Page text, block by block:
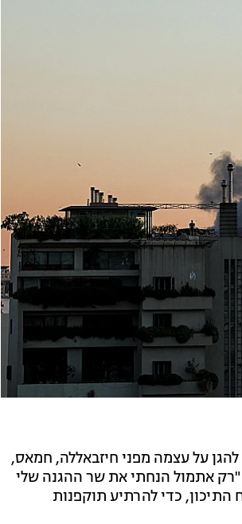
על עצמה מפני חיזבאללה, חמאס,
"רק אתמול הנחתי את שר ההגנה שלי
כדי להרתיע תוקפנות